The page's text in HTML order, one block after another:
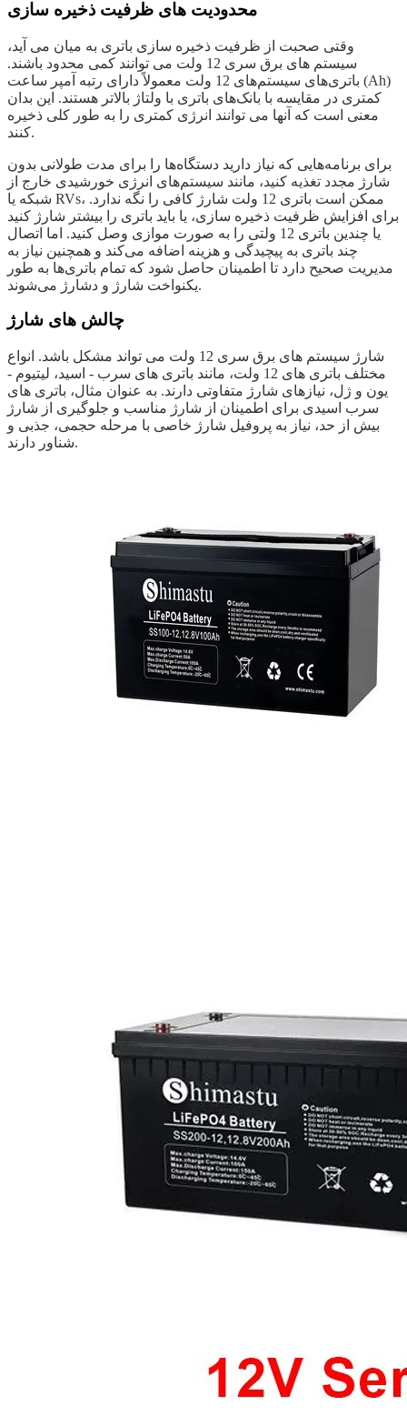
محدودیت های ظرفیت ذخیره سازی
وقتی صحبت از ظرفیت ذخیره سازی باتری به میان می آید،
سیستم های برق سری 12 ولت می توانند کمی محدود باشند.
باتری‌های سیستم‌های 12 ولت معمولاً دارای رتبه آمپر ساعت (Ah)
کمتری در مقایسه با بانک‌های باتری با ولتاژ بالاتر هستند. این بدان
معنی است که آنها می توانند انرژی کمتری را به طور کلی ذخیره
کنند.
برای برنامه‌هایی که نیاز دارید دستگاه‌ها را برای مدت طولانی بدون
شارژ مجدد تغذیه کنید، مانند سیستم‌های انرژی خورشیدی خارج از
شبکه یا RVs، ممکن است باتری 12 ولت شارژ کافی را نگه ندارد.
برای افزایش ظرفیت ذخیره سازی، یا باید باتری را بیشتر شارژ کنید
یا چندین باتری 12 ولتی را به صورت موازی وصل کنید. اما اتصال
چند باتری به پیچیدگی و هزینه اضافه می‌کند و همچنین نیاز به
مدیریت صحیح دارد تا اطمینان حاصل شود که تمام باتری‌ها به طور
یکنواخت شارژ و دشارژ می‌شوند.
چالش های شارژ
شارژ سیستم های برق سری 12 ولت می تواند مشکل باشد. انواع
مختلف باتری های 12 ولت، مانند باتری های سرب - اسید، لیتیوم -
یون و ژل، نیازهای شارژ متفاوتی دارند. به عنوان مثال، باتری های
سرب اسیدی برای اطمینان از شارژ مناسب و جلوگیری از شارژ
بیش از حد، نیاز به پروفیل شارژ خاصی با مرحله حجمی، جذبی و
شناور دارند.